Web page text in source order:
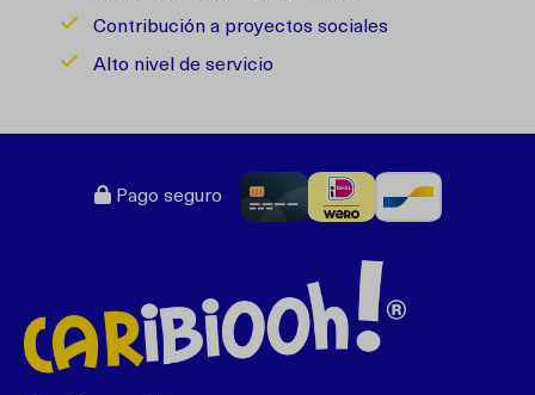
Contribución a proyectos sociales
Alto nivel de servicio
Pago seguro